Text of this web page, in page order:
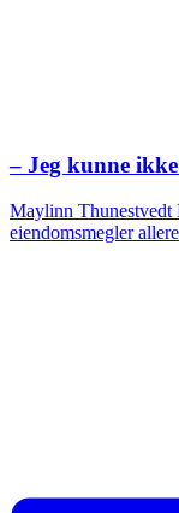
– Jeg kunne
Maylinn Thunestvedt
eiendomsmegler